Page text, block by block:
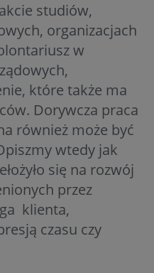
studiów,
organizacjach
w
które także ma
Dorywcza praca
również może być
wtedy jak
się na rozwój
przez
klienta,
czasu czy